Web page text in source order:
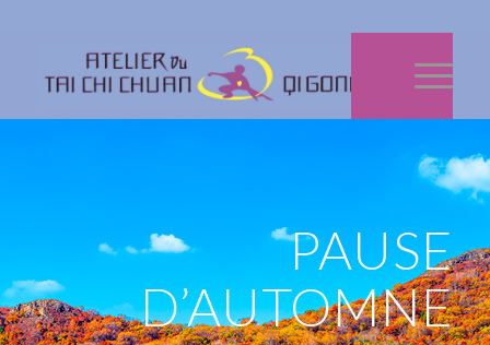
PAUSE
D’AUTOMNE